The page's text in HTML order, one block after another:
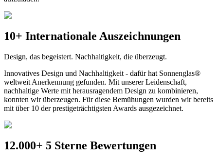
10+ Internationale Auszeichnungen
Design, das begeistert. Nachhaltigkeit, die überzeugt.
Innovatives Design und Nachhaltigkeit - dafür hat Sonnenglas®
weltweit Anerkennung gefunden. Mit unserer Leidenschaft,
nachhaltige Werte mit herausragendem Design zu kombinieren,
konnten wir überzeugen. Für diese Bemühungen wurden wir bereits
mit über 10 der prestigeträchtigsten Awards ausgezeichnet.
12.000+ 5 Sterne Bewertungen